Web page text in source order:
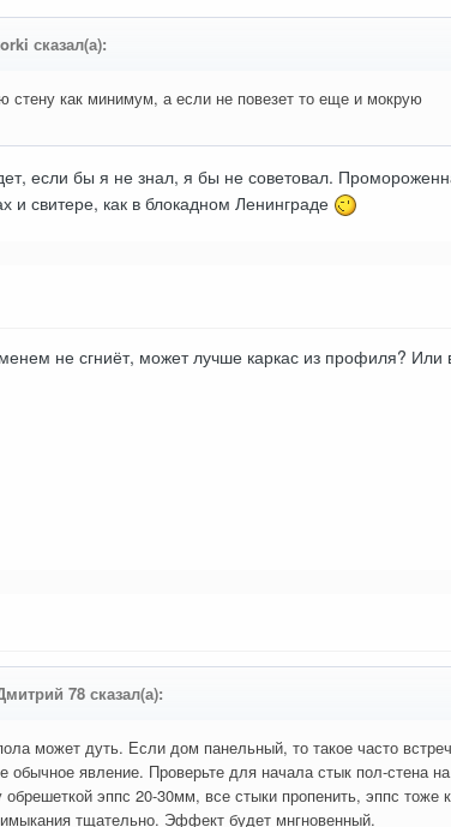
сказал(а):
стену как минимум, а если не повезет то еще и мокрую
если бы я не знал, я бы не советовал.
и свитере, как в блокадном Ленинграде
не сгниёт, может лучше каркас из профиля? Или
78 сказал(а):
может дуть. Если дом панельный, то такое часто
обычное явление. Проверьте для начала стык пол-стена
эппс 20-30мм, все стыки пропенить, эппс тоже
тщательно. Эффект будет мнгновенный.